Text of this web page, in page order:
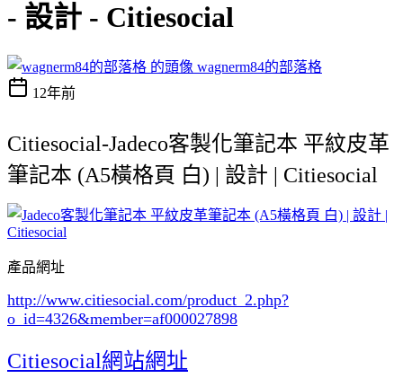
- 設計 - Citiesocial
wagnerm84的部落格
12年前
Citiesocial-Jadeco客製化筆記本 平紋皮革
筆記本 (A5橫格頁 白) | 設計 | Citiesocial
產品網址
http://www.citiesocial.com/product_2.php?
o_id=4326&member=af000027898
Citiesocial網站網址